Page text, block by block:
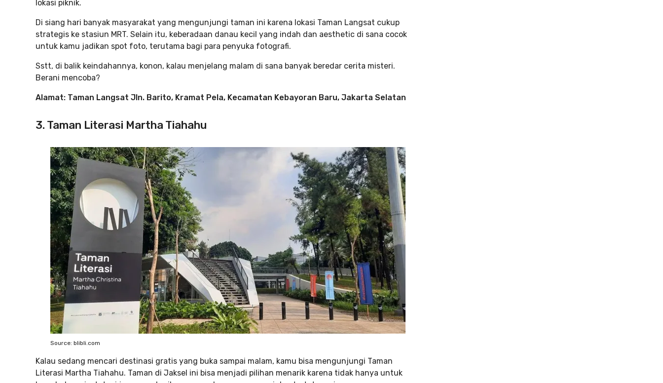
lokasi piknik.
Di siang hari banyak masyarakat yang mengunjungi taman ini karena lokasi Taman Langsat cukup
strategis ke stasiun MRT. Selain itu, keberadaan danau kecil yang indah dan aesthetic di sana cocok
untuk kamu jadikan spot foto, terutama bagi para penyuka fotografi.
Sstt, di balik keindahannya, konon, kalau menjelang malam di sana banyak beredar cerita misteri.
Berani mencoba?
Alamat: Taman Langsat Jln. Barito, Kramat Pela, Kecamatan Kebayoran Baru, Jakarta Selatan
3. Taman Literasi Martha Tiahahu
Source: blibli.com
Kalau sedang mencari destinasi gratis yang buka sampai malam, kamu bisa mengunjungi Taman
Literasi Martha Tiahahu. Taman di Jaksel ini bisa menjadi pilihan menarik karena tidak hanya untuk